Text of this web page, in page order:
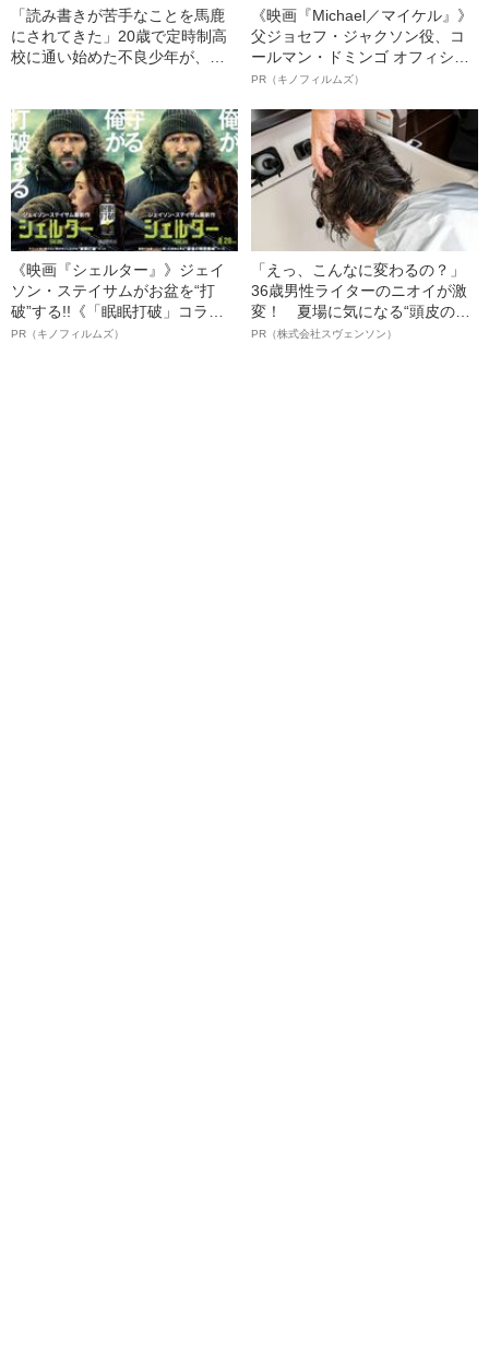
「読み書きが苦手なことを馬鹿
にされてきた」20歳で定時制高
校に通い始めた不良少年が、科
《映画『Michael／マイケル』》
父ジョセフ・ジャクソン役、コ
ールマン・ドミンゴ オフィシャ
ルインタビュー“観客を魅了した
語る”《日本興収70億円突破》
PR（キノフィルムズ）
《映画『シェルター』》ジェイ
ソン・ステイサムがお盆を“打
破”する!!《「眠眠打破」コラ
ボ》
PR（キノフィルムズ）
「えっ、こんなに変わるの？」
36歳男性ライターのニオイが激
変！ 夏場に気になる“頭皮のニ
オイ”や“ベタつき”を解消す
PR（株式会社スヴェンソン）